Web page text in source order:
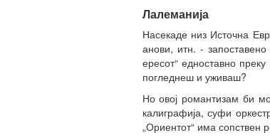
Лалеманија
Насекаде низ Источна
анови, итн. -
ересот“ едноставно
погледнеш и уживаш?
Но овој романтизам би
калиграфија, суфи
„Ориентот“ има сопствен